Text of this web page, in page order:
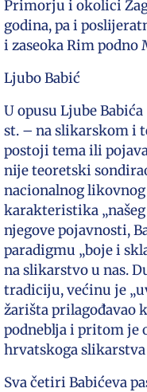
Primorju i okolici
godina, pa i
i zaseoka Rim podno
Ljubo Babić
U opusu Ljube
st. – na slikarskom i
postoji tema ili
nije teoretski
nacionalnog
karakteristika
njegove pojavnosti,
paradigmu „boje i
na slikarstvo u nas.
tradiciju, većinu je
žarišta prilagođavao
podneblja i pritom je
hrvatskoga slikarstva
Sva četiri Babićeva